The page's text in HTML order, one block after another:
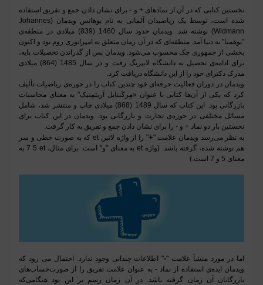
نخستین کتابی که در آن از نمادهای + و - برای نشان دادن جمع و تفریق استفاده
شده است، توسط یک ریاضیدان آلمانی به نام یوهانس ویدمان
(Johannes
Widmann)
نوشته شد. ویدمان حدود سال 1460 (839) میلادی در منطقه‌ی
"بوهمیا" به دنیا آمد. منطقه‌ای که در آن زمان متعلق به امپراتوری روم بود و اکنون
بخشی از جمهوری چک محسوب می‌شود. ویدمان پس از گذراندن تحصیلات پایه،
برای ادامه‌ی تحصیل به دانشگاه لایپزیگ رفت و در سال 1485 (864) میلادی
مدرک دکترای خود را از این دانشگاه دریافت کرد.
ویدمان در دوران فعالیت حرفه‌ای خود چندین کتاب را در حوزه‌ی ریاضیات تألیف
کرد که یکی از آن‌ها کتابی با عنوان «مِرکَنتایل اَریثمِتیک" به معنای محاسبات
بازرگانی بود. این کتاب که سال 1489 (868) میلادی چاپ و منتشر شد، شامل
مسائل مختلفی در حوزه‌ی تجارت و بازرگانی بود. ویدمان در این کتاب برای
نخستین بار دو نماد + و - را برای نشان دادن جمع و تفریق به کار گرفت.
به نظر می‌رسد ویدمان علامت "+" را از واژه لاتین
که به صورت خطی و سر
هم نوشته شده، گرفته باشد. (واژه
به معنای"و" است. برای مثال،et
7 به
معنای 5 و 7 است.)
اما در مورد منشأ علامت "-" اطلاعات چندانی وجود ندارد. احتمال می رود که
ویدمان ایده‌ی استفاده از نماد - به عنوان علامت تفریق را از صورت‌حساب‌های
بازرگانان آن زمان گرفته باشد. در آن زمان رسم بر این بود هنگامی‌که